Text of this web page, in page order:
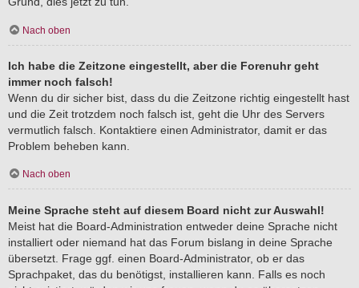
Nach oben
Ich habe die Zeitzone eingestellt, aber die Forenuhr geht
immer noch falsch!
Wenn du dir sicher bist, dass du die Zeitzone richtig eingestellt hast
und die Zeit trotzdem noch falsch ist, geht die Uhr des Servers
vermutlich falsch. Kontaktiere einen Administrator, damit er das
Problem beheben kann.
Nach oben
Meine Sprache steht auf diesem Board nicht zur Auswahl!
Meist hat die Board-Administration entweder deine Sprache nicht
installiert oder niemand hat das Forum bislang in deine Sprache
übersetzt. Frage ggf. einen Board-Administrator, ob er das
Sprachpaket, das du benötigst, installieren kann. Falls es noch